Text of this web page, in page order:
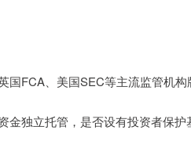
FCA、美国SEC等主流监管机构
独立托管，是否设有投资者保护